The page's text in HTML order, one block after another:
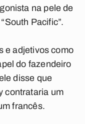
na pele de
Pacific”.
e adjetivos como
do fazendeiro
disse que
contrataria um
francês.